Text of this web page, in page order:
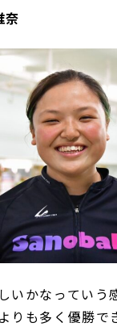
奈
いかなってい
りも多く優勝で